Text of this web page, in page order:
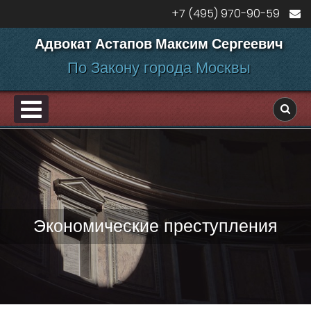
+7 (495) 970-90-59
Адвокат Астапов Максим Сергеевич
По Закону города Москвы
Экономические преступления